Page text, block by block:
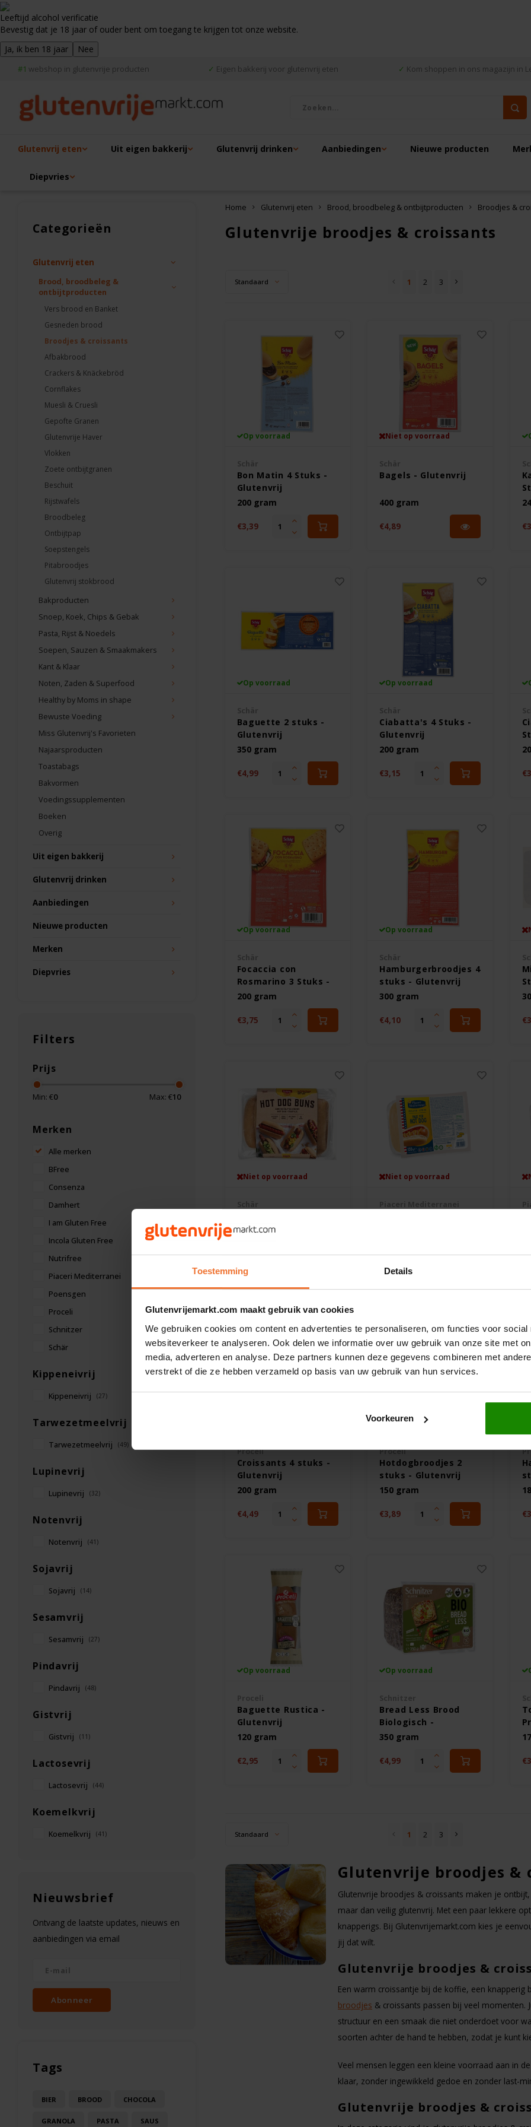
Toestemming Details
Glutenvrijemarkt.com maakt gebruik van cookies
We gebruiken cookies om content en advertenties te personaliseren, om functies voor social
websiteverkeer te analyseren. Ook delen we informatie over uw gebruik van onze site met
media, adverteren en analyse. Deze partners kunnen deze gegevens combineren met
verstrekt of die ze hebben verzameld op basis van uw gebruik van hun services.
Voorkeuren
Leeftijd alcohol verificatie
Bevestig dat je 18 jaar of ouder bent om toegang te krijgen tot onze website.
Ja, ik ben 18 jaar
Nee
#1 webshop in glutenvrije producten ✓ Eigen bakkerij voor glutenvrij eten ✓ Kom shoppen in ons magazijn in
Glutenvrij eten Uit eigen bakkerij Glutenvrij drinken Aanbiedingen Nieuwe producten
Diepvries
Categorieën
Glutenvrij eten
Brood, broodbeleg &
ontbijtproducten
Vers brood en Banket
Gesneden brood
Broodjes & croissants
Afbakbrood
Crackers & Knäckebröd
Cornflakes
Muesli & Cruesli
Gepofte Granen
Glutenvrije Haver
Vlokken
Zoete ontbijtgranen
Beschuit
Rijstwafels
Broodbeleg
Ontbijtpap
Soepstengels
Pitabroodjes
Glutenvrij stokbrood
Bakproducten
Snoep, Koek, Chips & Gebak
Pasta, Rijst & Noedels
Soepen, Sauzen & Smaakmakers
Kant & Klaar
Noten, Zaden & Superfood
Healthy by Moms in shape
Bewuste Voeding
Miss Glutenvrij's Favorieten
Najaarsproducten
Toastabags
Bakvormen
Voedingssupplementen
Boeken
Overig
Uit eigen bakkerij
Glutenvrij drinken
Aanbiedingen
Nieuwe producten
Merken
Diepvries
Filters
Prijs
Min: €0 Max: €10
Merken
Alle merken
BFree
Consenza
Damhert
I am Gluten Free
Incola Gluten Free
Nutrifree
Piaceri Mediterranei
Poensgen
Proceli
Schnitzer
Schär
Kippeneivrij
Kippeneivrij (27)
Tarwezetmeelvrij
Tarwezetmeelvrij (49)
Lupinevrij
Lupinevrij (32)
Notenvrij
Notenvrij (41)
Sojavrij
Sojavrij (14)
Sesamvrij
Sesamvrij (27)
Pindavrij
Pindavrij (48)
Gistvrij
Gistvrij (11)
Lactosevrij
Lactosevrij (44)
Koemelkvrij
Koemelkvrij (41)
Nieuwsbrief
Ontvang de laatste updates, nieuws en
aanbiedingen via email
Abonneer
Tags
BIER BROOD CHOCOLA
GRANOLA PASTA SAUS
Home Glutenvrij eten Brood, broodbeleg & ontbijtproducten Broodjes &
Glutenvrije broodjes & croissants
Standaard 1 2 3
Op voorraad
Bon Matin 4 Stuks -
Glutenvrij
200 gram
€3,39
Niet op voorraad
Bagels - Glutenvrij
400 gram
€4,89
Op voorraad
Baguette 2 stuks -
Glutenvrij
350 gram
€4,99
Op voorraad
Ciabatta's 4 Stuks -
Glutenvrij
200 gram
€3,15
Op voorraad
Focaccia con
Rosmarino 3 Stuks -
Glutenvrij
200 gram
€3,75
Op voorraad
Hamburgerbroodjes 4
stuks - Glutenvrij
300 gram
€4,10
Niet op voorraad
stuks - Glutenvrij
€4,60
Niet op voorraad
€2,99
Proceli
Croissants 4 stuks -
Glutenvrij
200 gram
€4,49
Op voorraad
Proceli
Hotdogbroodjes 2
stuks - Glutenvrij
150 gram
€3,89
Op voorraad
Baguette Rustica -
Glutenvrij
120 gram
€2,95
Op voorraad
Bread Less Brood
Biologisch -
Glutenvrij
350 gram
€4,99
Standaard 1 2 3
Glutenvrije broodjes &
Glutenvrije broodjes & croissants maken je
maar dan veilig glutenvrij. Met een paar lekkere
knapperigs. Bij Glutenvrijemarkt.com kies je
jij dat wilt.
Glutenvrije broodjes &
Een warm croissantje bij de koffie, een
broodjes & croissants passen bij veel momenten.
structuur en een smaak die niet onderdoet voor
soorten achter de hand te hebben, zodat je kunt
Veel mensen leggen een kleine voorraad aan in
klaar, zonder ingewikkeld gedoe en zonder last-
Glutenvrije broodjes &